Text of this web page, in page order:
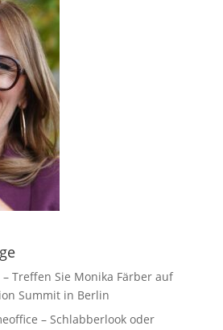
Treffen Sie Monika Färber auf
Summit in Berlin
– Schlabberlook oder